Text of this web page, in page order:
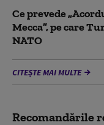
Ce prevede
Mecca”, pe care
NATO
CITEȘTE MAI MULTE
Recomandările